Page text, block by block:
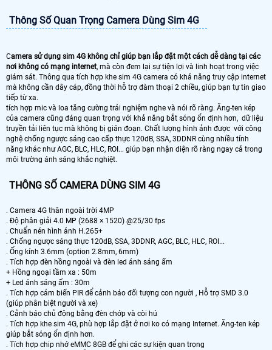
Thông Số Quan Trọng Camera Dùng Sim 4G
Camera sử dụng sim 4G không chỉ giúp bạn lắp đặt một cách dễ dàng tại các
nơi không có mạng internet, mà còn đem lại sự tiện lợi và linh hoạt trong việc
giám sát. Thông qua tích hợp khe sim 4G camera có khả năng truy cập internet
mà không cần dây cáp, đồng thời hỗ trợ đàm thoại 2 chiều, giúp bạn tự tin giao
tiếp từ xa.
tích hợp mic và loa tăng cường trải nghiệm nghe và nói rõ ràng. Ăng-ten kép
của camera cũng đáng quan trọng với khả năng bắt sóng ổn định hơn, dữ liệu
truyền tải liên tục mà không bị gián đoạn. Chất lượng hình ảnh được với công
nghệ chống ngược sáng cao cấp thực 120dB, SSA, 3DDNR cùng nhiều tính
năng khác như AGC, BLC, HLC, ROI... giúp bạn nhận diện rõ ràng ngay cả trong
môi trường ánh sáng khắc nghiệt.
THÔNG SỐ CAMERA DÙNG SIM 4G
. Camera 4G thân ngoài trời 4MP
. Độ phân giải 4.0 MP (2688 × 1520) @25/30 fps
. Chuẩn nén hình ảnh H.265+
. Chống ngược sáng thực 120dB, SSA, 3DDNR, AGC, BLC, HLC, ROI...
. Ống kính 3.6mm (option 2.8mm, 6mm)
. Tích hợp đèn hồng ngoài và đèn led ánh sáng ấm
+ Hồng ngoại tầm xa : 50m
+ Led ánh sáng ấm : 30m
. Tích hợp cảm biến PIR để cảnh báo đối tượng con người , Hỗ trợ SMD 3.0
(giúp phân biệt người và xe)
. Cảnh báo chủ động bằng đèn chớp và còi hú
. Tích hợp khe sim 4G, phù hợp lắp đặt ở nơi ko có mạng Internet. Ăng-ten kép
giúp bắt sóng ổn định hơn.
. Tích hợp chip nhớ eMMC 8GB để ghi các sự kiện quan trọng